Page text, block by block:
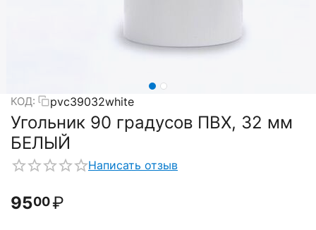
КОД: pvc39032white
Угольник 90 градусов ПВХ, 32 мм
БЕЛЫЙ
Написать отзыв
9500₽